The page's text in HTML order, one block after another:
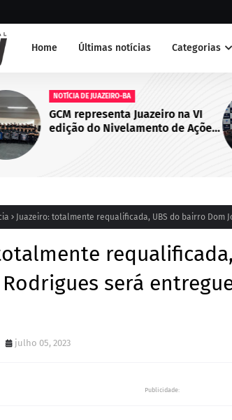
Home Últimas notícias Categorias
DE JUAZEIRO-BA
representa Juazeiro na VI
do Nivelamento de Ações
(NAT-ROMU), em Cabo de
Agostinho (PE)
Juazeiro: totalmente requalificada, UBS do bairro Dom
Rodrigues será
julho 05, 2023
Publicidade: